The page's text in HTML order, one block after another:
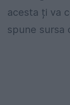
acesta ți va
spune sursa